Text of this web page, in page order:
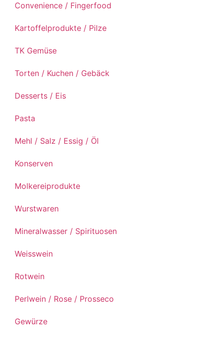
Convenience / Fingerfood
Kartoffelprodukte / Pilze
TK Gemüse
Torten / Kuchen / Gebäck
Desserts / Eis
Pasta
Mehl / Salz / Essig / Öl
Konserven
Molkereiprodukte
Wurstwaren
Mineralwasser / Spirituosen
Weisswein
Rotwein
Perlwein / Rose / Prosseco
Gewürze